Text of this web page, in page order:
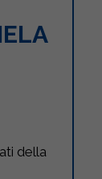
della